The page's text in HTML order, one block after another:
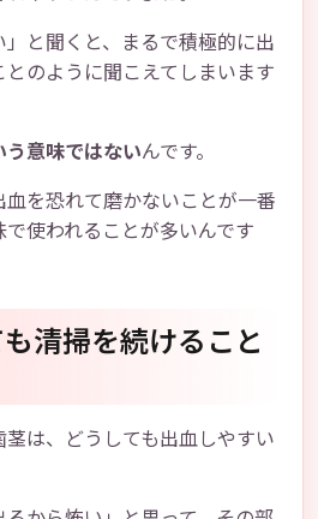
」と聞くと、まるで積極的に出
のように聞こえてしまいます
う意味ではないんです。
を恐れて磨かないことが一番
使われることが多いんです
清掃を続けること
は、どうしても出血しやすい